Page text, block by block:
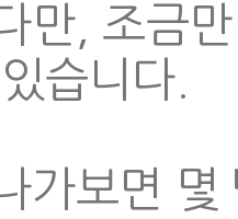
만, 조금
습니다.
가보면